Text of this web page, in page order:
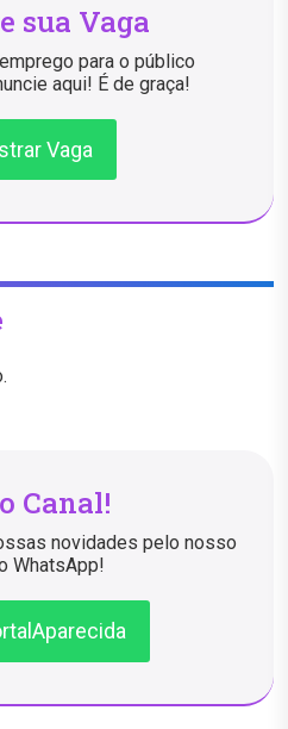
sua Vaga
para o público
aqui! É de graça!
Vaga
Canal!
novidades pelo nosso
WhatsApp!